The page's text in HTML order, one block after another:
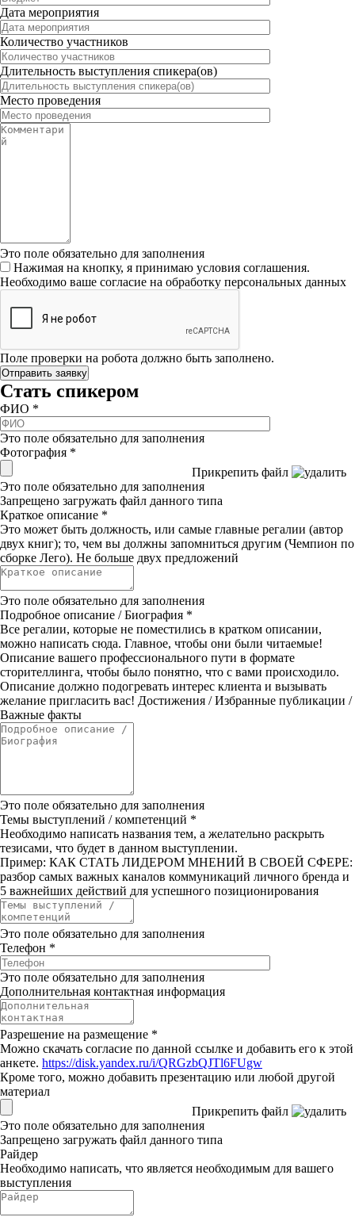
Дата мероприятия
Количество участников
Длительность выступления спикера(ов)
Место проведения
Это поле обязательно для заполнения
Нажимая на кнопку, я принимаю условия соглашения.
Необходимо ваше согласие на обработку персональных данных
Поле проверки на робота должно быть заполнено.
Стать спикером
ФИО *
Это поле обязательно для заполнения
Фотография *
Прикрепить файл
Это поле обязательно для заполнения
Запрещено загружать файл данного типа
Краткое описание *
Это может быть должность, или самые главные регалии (автор
двух книг); то, чем вы должны запомниться другим (Чемпион по
сборке Лего). Не больше двух предложений
Это поле обязательно для заполнения
Подробное описание / Биография *
Все регалии, которые не поместились в кратком описании,
можно написать сюда. Главное, чтобы они были читаемые!
Описание вашего профессионального пути в формате
сторителлинга, чтобы было понятно, что с вами происходило.
Описание должно подогревать интерес клиента и вызывать
желание пригласить вас! Достижения / Избранные публикации /
Важные факты
Это поле обязательно для заполнения
Темы выступлений / компетенций *
Необходимо написать названия тем, а желательно раскрыть
тезисами, что будет в данном выступлении.
Пример: КАК СТАТЬ ЛИДЕРОМ МНЕНИЙ В СВОЕЙ СФЕРЕ:
разбор самых важных каналов коммуникаций личного бренда и
5 важнейших действий для успешного позиционирования
Это поле обязательно для заполнения
Телефон *
Это поле обязательно для заполнения
Дополнительная контактная информация
Разрешение на размещение *
Можно скачать согласие по данной ссылке и добавить его к этой
анкете. https://disk.yandex.ru/i/QRGzbQJTl6FUgw
Кроме того, можно добавить презентацию или любой другой
материал
Прикрепить файл
Это поле обязательно для заполнения
Запрещено загружать файл данного типа
Райдер
Необходимо написать, что является необходимым для вашего
выступления